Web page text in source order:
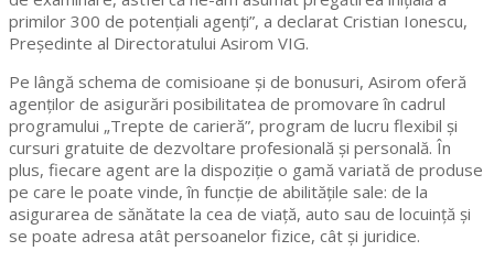
primilor 300 de potențiali agenți”, a declarat Cristian Ionescu,
Președinte al Directoratului Asirom VIG.
Pe lângă schema de comisioane și de bonusuri, Asirom oferă
agenților de asigurări posibilitatea de promovare în cadrul
programului „Trepte de carieră”, program de lucru flexibil și
cursuri gratuite de dezvoltare profesională și personală. În
plus, fiecare agent are la dispoziție o gamă variată de produse
pe care le poate vinde, în funcție de abilitățile sale: de la
asigurarea de sănătate la cea de viață, auto sau de locuință și
se poate adresa atât persoanelor fizice, cât și juridice.